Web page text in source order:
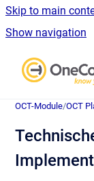
Skip to main
Show navigation
OCT-Module/OCT